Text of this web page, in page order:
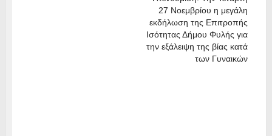
27 Νοεμβρίου η μεγάλη
εκδήλωση της Επιτροπής
Ισότητας Δήμου Φυλής για
την εξάλειψη της βίας κατά
των Γυναικών